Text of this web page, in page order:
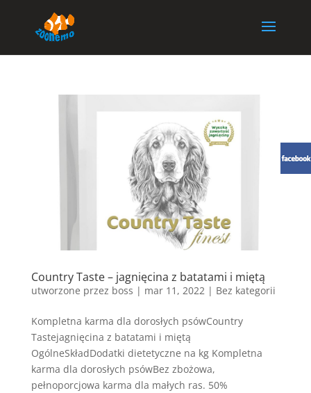
Country Taste – jagnięcina z batatami i miętą
utworzone przez boss | mar 11, 2022| Bez kategorii
Kompletna karma dla dorosłych psówCountry
Tastejagnięcina z batatami i miętą
OgólneSkładDodatki dietetyczne na kg Kompletna
karma dla dorosłych psówBez zbożowa,
pełnoporcjowa karma dla małych ras. 50%